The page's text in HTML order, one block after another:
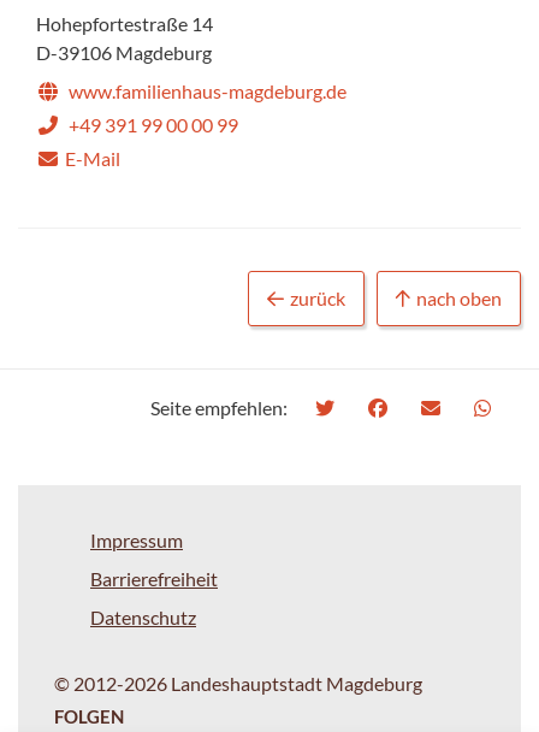
Hohepfortestraße 14
D-39106 Magdeburg
www.familienhaus-magdeburg.de
+49 391 99 00 00 99
E-Mail
zurück nach oben
Seite empfehlen:
Impressum
Barrierefreiheit
Datenschutz
© 2012-2026 Landeshauptstadt Magdeburg
FOLGEN